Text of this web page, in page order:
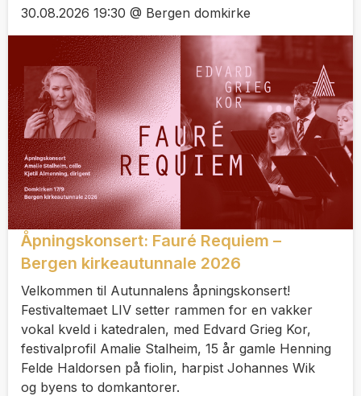
30.08.2026 19:30 @ Bergen domkirke
Åpningskonsert: Fauré Requiem –
Bergen kirkeautunnale 2026
Velkommen til Autunnalens åpningskonsert!
Festivaltemaet LIV setter rammen for en vakker
vokal kveld i katedralen, med Edvard Grieg Kor,
festivalprofil Amalie Stalheim, 15 år gamle Henning
Felde Haldorsen på fiolin, harpist Johannes Wik
og byens to domkantorer.